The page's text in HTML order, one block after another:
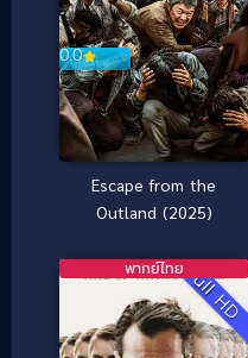
0.0
Escape from the
Outland (2025)
Full HD
พากย์ไทย